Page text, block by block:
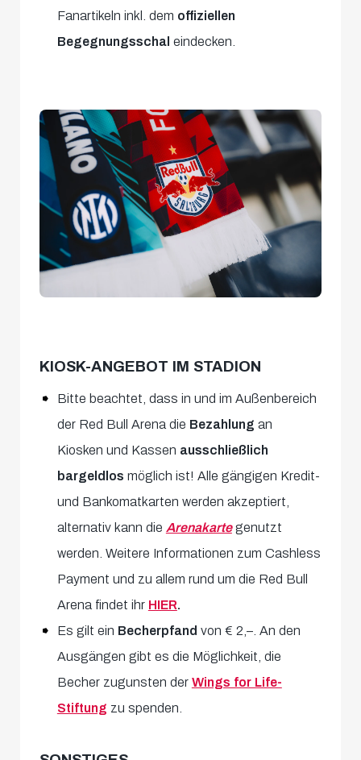
Fanartikeln inkl. dem offiziellen
Begegnungsschal eindecken.
KIOSK-ANGEBOT IM STADION
Bitte beachtet, dass in und im Außenbereich
der Red Bull Arena die Bezahlung an
Kiosken und Kassen ausschließlich
bargeldlos möglich ist! Alle gängigen Kredit-
und Bankomatkarten werden akzeptiert,
alternativ kann die Arenakartegenutzt
werden. Weitere Informationen zum Cashless
Payment und zu allem rund um die Red Bull
Arena findet ihr HIER.
Es gilt ein Becherpfand von € 2,–. An den
Ausgängen gibt es die Möglichkeit, die
Becher zugunsten der Wings for Life-
Stiftung zu spenden.